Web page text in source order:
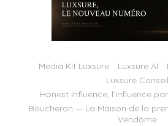
Media Kit Luxsure Luxsure AI
Luxsure Conseil
Honest Influence, l’influence
Boucheron — La Maison de la
Vendôme